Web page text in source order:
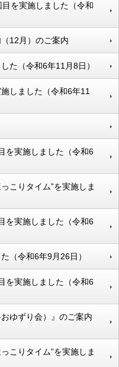
目を実施しました（令和
12月）のご案内
た（令和6年11月8日）
しました（令和6年11
を実施しました（令和6
こりタイム”を実施しま
を実施しました（令和6
（令和6年9月26日）
を実施しました（令和6
ゆずり会）』のご案内
こりタイム”を実施しま